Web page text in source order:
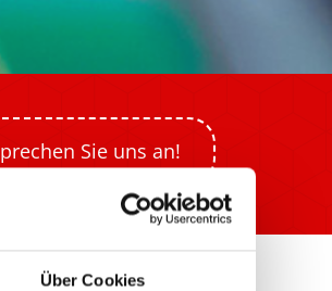
Über Cookies
Sie uns an!